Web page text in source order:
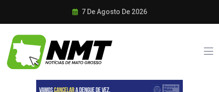
7 De Agosto De 2026